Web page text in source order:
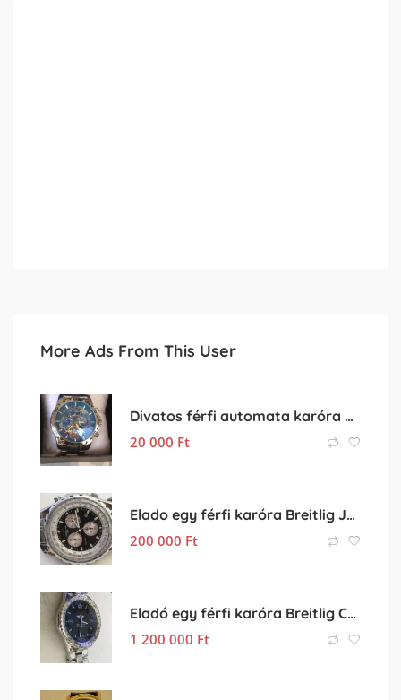
More Ads From This User
Divatos férfi automata karóra elado
20 000 Ft
Elado egy férfi karóra Breitlig Jupiter Pilot A59028
200 000 Ft
Eladó egy férfi karóra Breitlig Chronospace II
1 200 000 Ft